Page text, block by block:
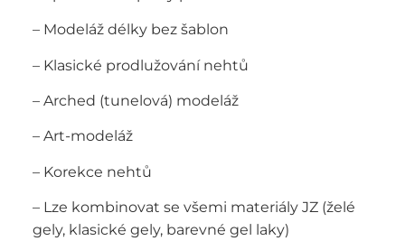
– Modeláž délky bez šablon
– Klasické prodlužování nehtů
– Arched (tunelová) modeláž
– Art-modeláž
– Korekce nehtů
– Lze kombinovat se všemi materiály JZ (želé
gely, klasické gely, barevné gel laky)